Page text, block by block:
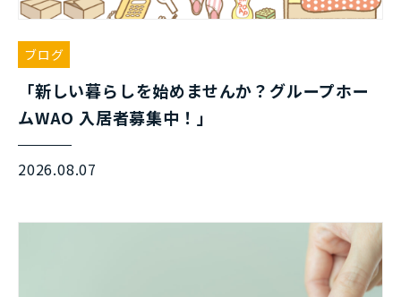
ブログ
「新しい暮らしを始めませんか？グループホー
ムWAO 入居者募集中！」
2026.08.07